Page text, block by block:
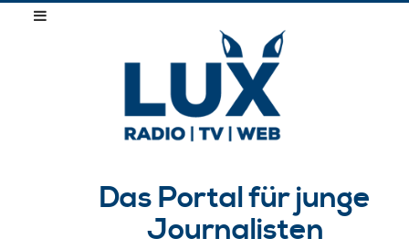
Das Portal für junge
Journalisten